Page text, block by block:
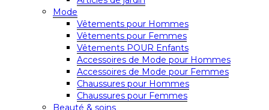
Mode
Vêtements pour Hommes
Vêtements pour Femmes
Vêtements POUR Enfants
Accessoires de Mode pour Hommes
Accessoires de Mode pour Femmes
Chaussures pour Hommes
Chaussures pour Femmes
Beauté & soins